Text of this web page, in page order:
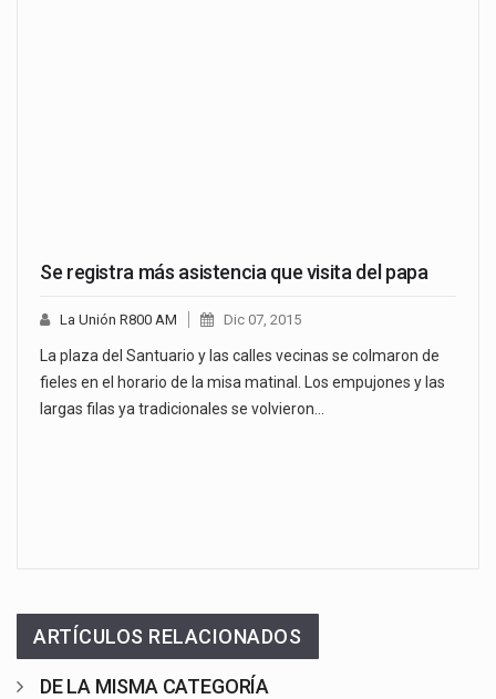
Se registra más asistencia que visita del papa
La Unión R800 AM Dic 07, 2015
La plaza del Santuario y las calles vecinas se colmaron de
fieles en el horario de la misa matinal. Los empujones y las
largas filas ya tradicionales se volvieron…
ARTÍCULOS RELACIONADOS
DE LA MISMA CATEGORÍA